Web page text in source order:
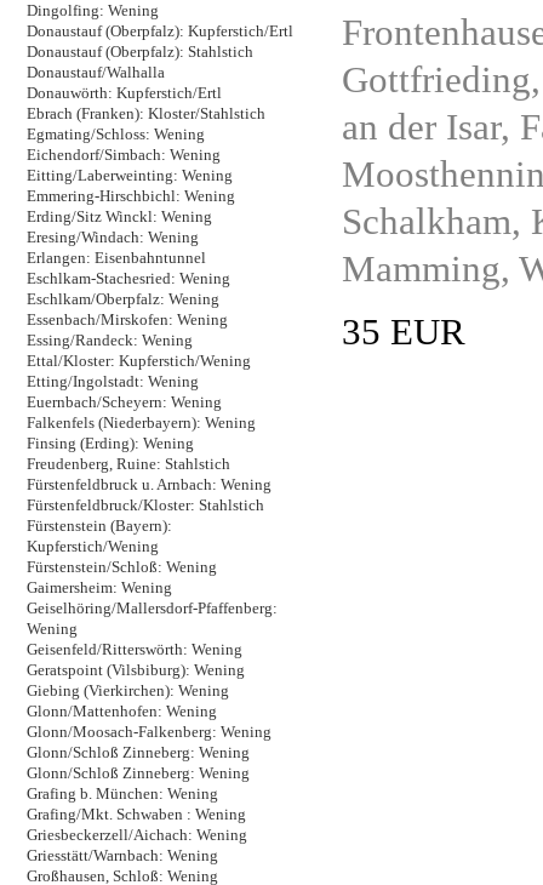
Dingolfing: Wening
Donaustauf (Oberpfalz): Kupferstich/Ertl
Donaustauf (Oberpfalz): Stahlstich
Donaustauf/Walhalla
Donauwörth: Kupferstich/Ertl
Ebrach (Franken): Kloster/Stahlstich
Egmating/Schloss: Wening
Eichendorf/Simbach: Wening
Eitting/Laberweinting: Wening
Emmering-Hirschbichl: Wening
Erding/Sitz Winckl: Wening
Eresing/Windach: Wening
Erlangen: Eisenbahntunnel
Eschlkam-Stachesried: Wening
Eschlkam/Oberpfalz: Wening
Essenbach/Mirskofen: Wening
Essing/Randeck: Wening
Ettal/Kloster: Kupferstich/Wening
Etting/Ingolstadt: Wening
Euernbach/Scheyern: Wening
Falkenfels (Niederbayern): Wening
Finsing (Erding): Wening
Freudenberg, Ruine: Stahlstich
Fürstenfeldbruck u. Arnbach: Wening
Fürstenfeldbruck/Kloster: Stahlstich
Fürstenstein (Bayern):
Kupferstich/Wening
Fürstenstein/Schloß: Wening
Gaimersheim: Wening
Geiselhöring/Mallersdorf-Pfaffenberg:
Wening
Geisenfeld/Ritterswörth: Wening
Geratspoint (Vilsbiburg): Wening
Giebing (Vierkirchen): Wening
Glonn/Mattenhofen: Wening
Glonn/Moosach-Falkenberg: Wening
Glonn/Schloß Zinneberg: Wening
Glonn/Schloß Zinneberg: Wening
Grafing b. München: Wening
Grafing/Mkt. Schwaben : Wening
Griesbeckerzell/Aichach: Wening
Griesstätt/Warnbach: Wening
Großhausen, Schloß: Wening
an der Isar,
Schalkham,
Mamming,
35 EUR